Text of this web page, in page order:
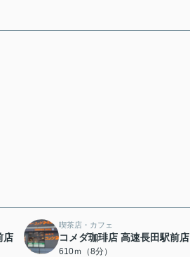
店
喫茶店・カフェ
コメダ珈琲店 高速長田駅前店
610ｍ（8分）